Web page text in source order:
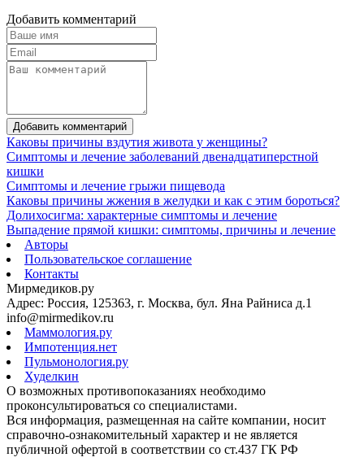
Добавить комментарий
Добавить комментарий
Каковы причины вздутия живота у женщины?
Симптомы и лечение заболеваний двенадцатиперстной
кишки
Симптомы и лечение грыжи пищевода
Каковы причины жжения в желудки и как с этим бороться?
Долихосигма: характерные симптомы и лечение
Выпадение прямой кишки: симптомы, причины и лечение
Авторы
Пользовательское соглашение
Контакты
Мирмедиков.ру
Адрес: Россия, 125363, г. Москва, бул. Яна Райниса д.1
info@mirmedikov.ru
Маммология.ру
Импотенция.нет
Пульмонология.ру
Худелкин
О возможных противопоказаниях необходимо
проконсультироваться со специалистами.
Вся информация, размещенная на сайте компании, носит
справочно-ознакомительный характер и не является
публичной офертой в соответствии со ст.437 ГК РФ